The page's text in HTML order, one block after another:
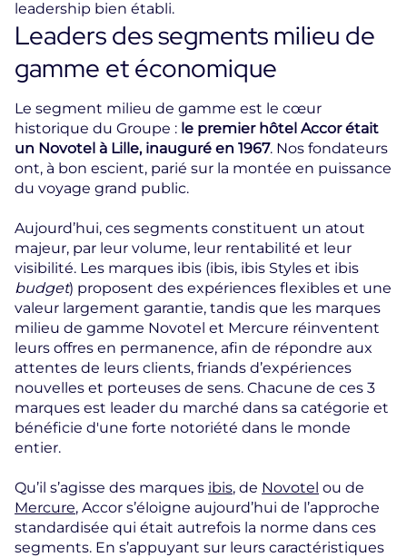
leadership bien établi.
Leaders des segments milieu de
gamme et économique
Le segment milieu de gamme est le cœur
historique du Groupe : le premier hôtel Accor était
un Novotel à Lille, inauguré en 1967. Nos fondateurs
ont, à bon escient, parié sur la montée en puissance
du voyage grand public.
Aujourd’hui, ces segments constituent un atout
majeur, par leur volume, leur rentabilité et leur
visibilité. Les marques ibis (ibis, ibis Styles et ibis
budget) proposent des expériences flexibles et une
valeur largement garantie, tandis que les marques
milieu de gamme Novotel et Mercure réinventent
leurs offres en permanence, afin de répondre aux
attentes de leurs clients, friands d’expériences
nouvelles et porteuses de sens. Chacune de ces 3
marques est leader du marché dans sa catégorie et
bénéficie d'une forte notoriété dans le monde
entier.
Qu’il s’agisse des marques ibis, de Novotel ou de
Mercure, Accor s’éloigne aujourd’hui de l’approche
standardisée qui était autrefois la norme dans ces
segments. En s’appuyant sur leurs caractéristiques